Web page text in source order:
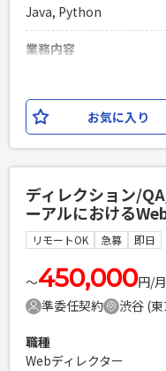
Laravelを用いた開発
エンジニア複数人の
Java, Python
業務内容
プラットフォームの運
り、いずれかのサービ
してご参画いただきま
・PythonもしくはJava
3年以上 ・Gitを使用し
ション能力の高い方（★
Laravelを用いた開発
エンジニア複数人のチ
お気に入り
ディレクション/
ーアルにおける
リモートOK 急募 即日
〜450,000円/月
準委任契約
渋谷 (
職種
Webディレクター